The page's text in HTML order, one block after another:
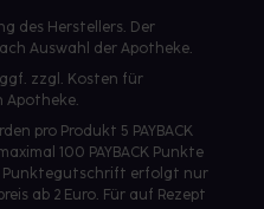
des Herstellers. Der
Auswahl der Apotheke.
zzgl. Kosten für
Apotheke.
pro Produkt 5 PAYBACK
100 PAYBACK Punkte
Punktegutschrift erfolgt nur
ab 2 Euro. Für auf Rezept